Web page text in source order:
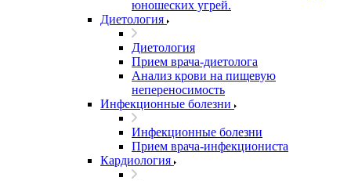
юношеских угрей.
Диетология
Диетология
Прием врача-диетолога
Анализ крови на пищевую
непереносимость
Инфекционные болезни
Инфекционные болезни
Прием врача-инфекциониста
Кардиология